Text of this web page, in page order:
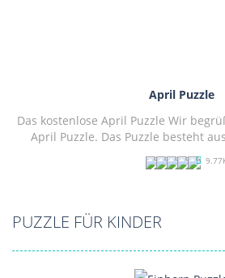
PLAY
April Puzzle
Das kostenlose April Puzzle Wir
April Puzzle. Das Puzzle besteht
PUZZLE FÜR KINDER